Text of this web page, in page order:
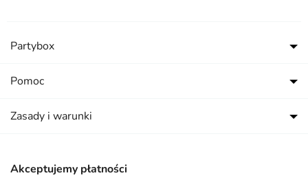
Akceptujemy płatności
Partybox
Pomoc
Zasady i warunki